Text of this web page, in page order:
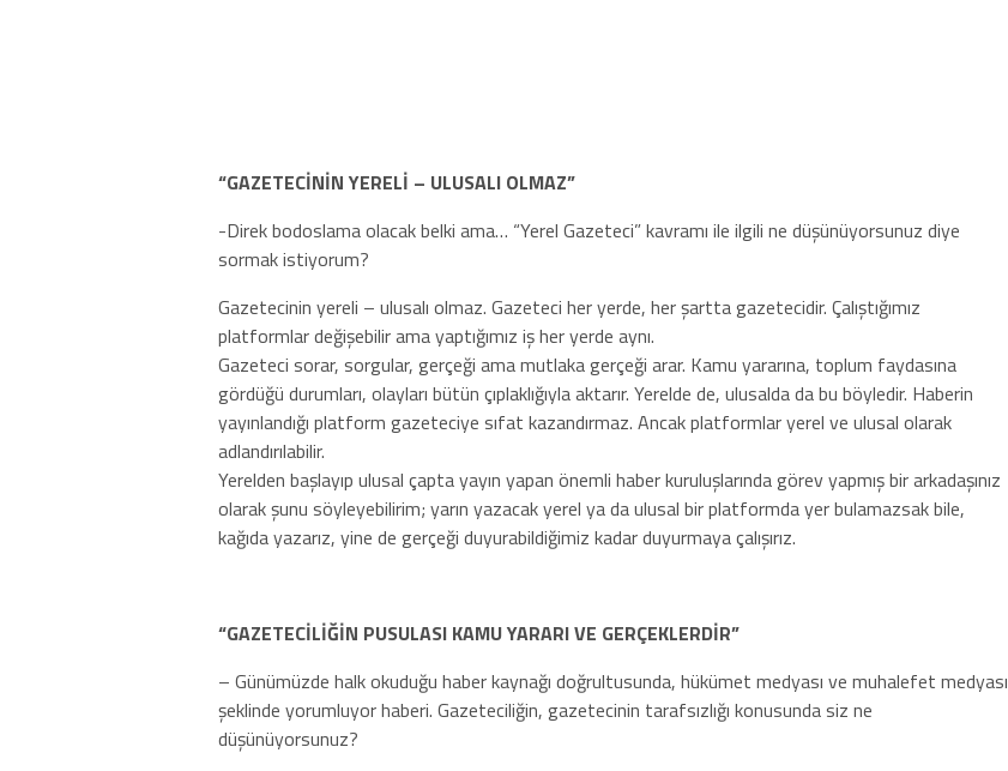
“GAZETECİNİN YERELİ – ULUSALI OLMAZ”
-Direk bodoslama olacak belki ama… “Yerel Gazeteci” kavramı ile ilgili ne düşünüyorsunuz diye
sormak istiyorum?
Gazetecinin yereli – ulusalı olmaz. Gazeteci her yerde, her şartta gazetecidir. Çalıştığımız
platformlar değişebilir ama yaptığımız iş her yerde aynı.
Gazeteci sorar, sorgular, gerçeği ama mutlaka gerçeği arar. Kamu yararına, toplum faydasına
gördüğü durumları, olayları bütün çıplaklığıyla aktarır. Yerelde de, ulusalda da bu böyledir. Haberin
yayınlandığı platform gazeteciye sıfat kazandırmaz. Ancak platformlar yerel ve ulusal olarak
adlandırılabilir.
Yerelden başlayıp ulusal çapta yayın yapan önemli haber kuruluşlarında görev yapmış bir arkadaşınız
olarak şunu söyleyebilirim; yarın yazacak yerel ya da ulusal bir platformda yer bulamazsak bile,
kağıda yazarız, yine de gerçeği duyurabildiğimiz kadar duyurmaya çalışırız.
“GAZETECİLİĞİN PUSULASI KAMU YARARI VE GERÇEKLERDİR”
– Günümüzde halk okuduğu haber kaynağı doğrultusunda, hükümet medyası ve muhalefet medyası
şeklinde yorumluyor haberi. Gazeteciliğin, gazetecinin tarafsızlığı konusunda siz ne
düşünüyorsunuz?